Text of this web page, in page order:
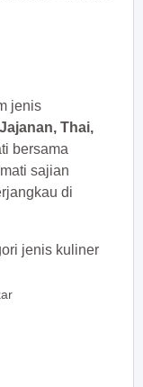
jenis
Thai,
bersama
sajian
di
jenis kuliner